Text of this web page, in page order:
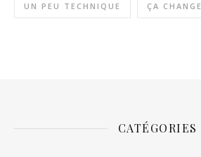
UN PEU TECHNIQUE ÇA CHANGE
CATÉGORIES